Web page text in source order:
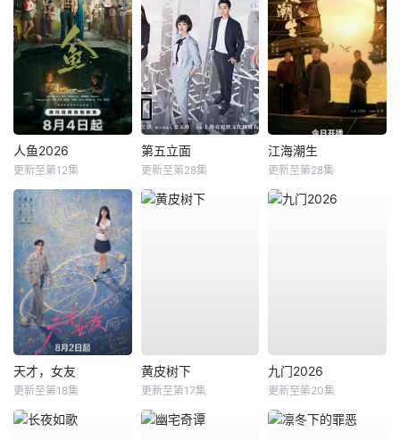
人鱼2026
更新至第12集
第五立面
更新至第28集
江海潮生
更新至第28集
天才，女友
更新至第18集
黄皮树下
更新至第17集
九门2026
更新至第20集